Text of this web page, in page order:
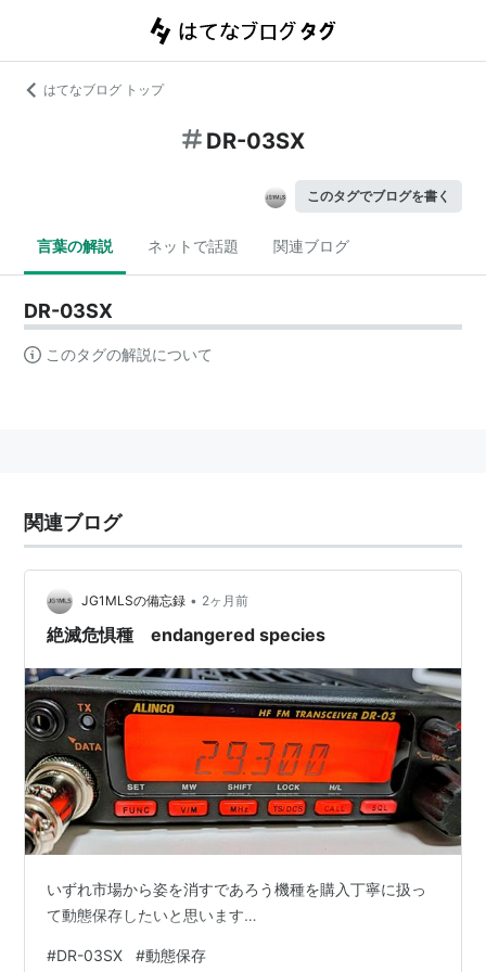
はてなブログ トップ
DR-03SX
このタグでブログを書く
言葉の解説 ネットで話題 関連ブログ
DR-03SX
このタグの解説について
関連ブログ
JG1MLSの備忘録 • 2ヶ月前
絶滅危惧種 endangered species
いずれ市場から姿を消すであろう機種を購入丁寧に扱っ
て動態保存したいと思います…
#DR-03SX #動態保存